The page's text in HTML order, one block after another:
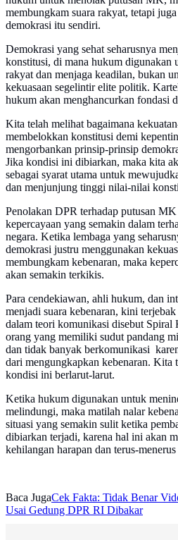
membungkam suara rakyat, tetapi
demokrasi itu sendiri.
Demokrasi yang sehat seharusnya
konstitusi, di mana hukum digunakan
rakyat dan menjaga keadilan, bukan
kekuasaan segelintir elite politik.
hukum akan menghancurkan fondasi
Kita telah melihat bagaimana
membelokkan konstitusi demi
mengorbankan prinsip-prinsip
Jika kondisi ini dibiarkan, maka kita
sebagai syarat utama untuk
dan menjunjung tinggi nilai-nilai
Penolakan DPR terhadap putusan
kepercayaan yang semakin dalam
negara. Ketika lembaga yang
demokrasi justru menggunakan
membungkam kebenaran, maka
akan semakin terkikis.
Para cendekiawan, ahli hukum, dan
menjadi suara kebenaran, kini
dalam teori komunikasi disebut
orang yang memiliki sudut pandang
dan tidak banyak berkomunikasi
dari mengungkapkan kebenaran. Kita
kondisi ini berlarut-larut.
Ketika hukum digunakan untuk
melindungi, maka matilah nalar
situasi yang semakin sulit ketika
dibiarkan terjadi, karena hal ini akan
kehilangan harapan dan terus-
Baca JugaCek Fakta: Tidak Benar
Usai Gedung DPR RI Dibakar